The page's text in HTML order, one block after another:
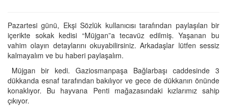
Pazartesi günü, Ekşi Sözlük kullanıcısı tarafından paylaşılan bir
içerikte sokak kedisi “Müjgan”a tecavüz edilmiş. Yaşanan bu
vahim olayın detaylarını okuyabilirsiniz. Arkadaşlar lütfen sessiz
kalmayalım ve bu haberi paylaşalım.
Müjgan bir kedi. Gaziosmanpaşa Bağlarbaşı caddesinde 3
dükkanda esnaf tarafından bakılıyor ve gece de dükkanın önünde
konaklıyor. Bu hayvana Penti mağazasındaki kızlarımız sahip
çıkıyor.